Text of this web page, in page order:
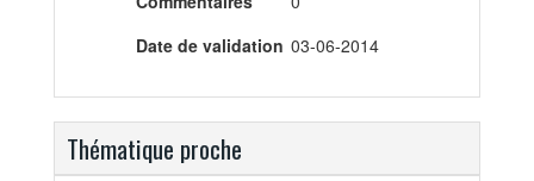
Date de validation 03-06-2014
Thématique proche